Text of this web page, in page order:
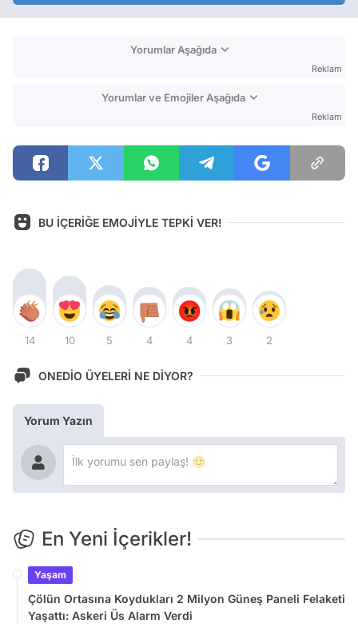
Yorumlar Aşağıda
Reklam
Yorumlar ve Emojiler Aşağıda
Reklam
BU İÇERİĞE EMOJİYLE TEPKİ VER!
14 10 5 4 4 3 2
ONEDİO ÜYELERİ NE DİYOR?
Yorum Yazın
En Yeni İçerikler!
Yaşam
Çölün Ortasına Koydukları 2 Milyon Güneş Paneli Felaketi
Yaşattı: Askeri Üs Alarm Verdi